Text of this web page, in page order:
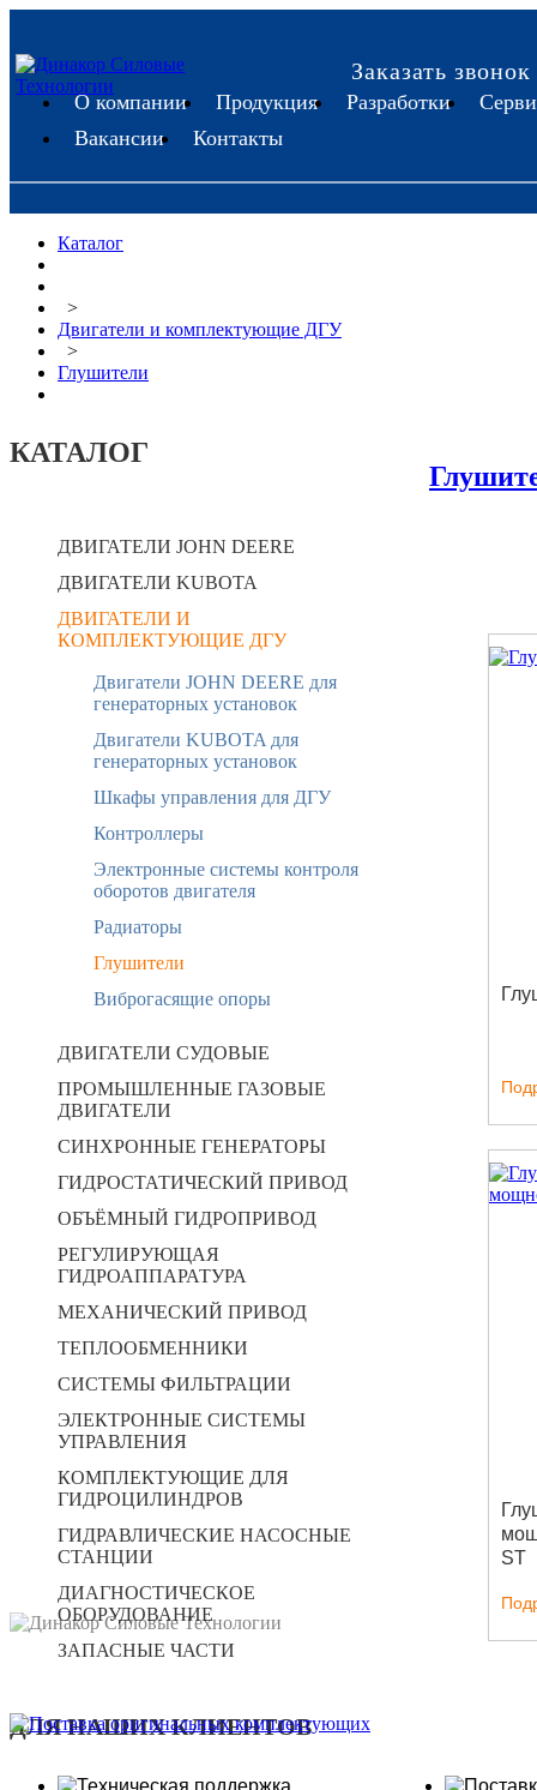
Заказать звонок
О компании Продукция Разработки
Вакансии
Контакты
Каталог
>
Двигатели и комплектующие ДГУ
>
Глушители
КАТАЛОГ
ДВИГАТЕЛИ JOHN DEERE
ДВИГАТЕЛИ KUBOTA
ДВИГАТЕЛИ И
КОМПЛЕКТУЮЩИЕ ДГУ
Двигатели JOHN DEERE для
генераторных установок
Двигатели KUBOTA для
генераторных установок
Шкафы управления для ДГУ
Контроллеры
Электронные системы контроля
оборотов двигателя
Радиаторы
Глушители
Виброгасящие опоры
ДВИГАТЕЛИ СУДОВЫЕ
ПРОМЫШЛЕННЫЕ ГАЗОВЫЕ
ДВИГАТЕЛИ
СИНХРОННЫЕ ГЕНЕРАТОРЫ
ГИДРОСТАТИЧЕСКИЙ ПРИВОД
ОБЪЁМНЫЙ ГИДРОПРИВОД
РЕГУЛИРУЮЩАЯ
ГИДРОАППАРАТУРА
МЕХАНИЧЕСКИЙ ПРИВОД
ТЕПЛООБМЕННИКИ
СИСТЕМЫ ФИЛЬТРАЦИИ
ЭЛЕКТРОННЫЕ СИСТЕМЫ
УПРАВЛЕНИЯ
КОМПЛЕКТУЮЩИЕ ДЛЯ
ГИДРОЦИЛИНДРОВ
ГИДРАВЛИЧЕСКИЕ НАСОСНЫЕ
СТАНЦИИ
ДИАГНОСТИЧЕСКОЕ
ОБОРУДОВАНИЕ
ЗАПАСНЫЕ ЧАСТИ
ST
ДЛЯ НАШИХ КЛИЕНТОВ